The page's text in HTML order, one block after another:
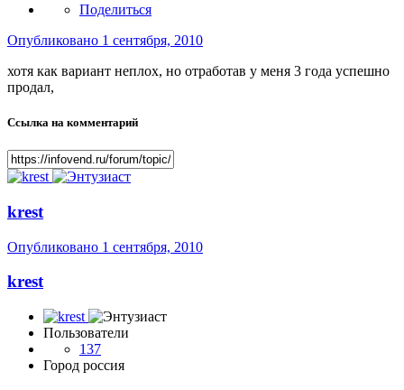
Поделиться
Опубликовано 1 сентября, 2010
хотя как вариант неплох, но отработав у меня 3 года успешно
продал,
Ссылка на комментарий
krest
Опубликовано 1 сентября, 2010
krest
Пользователи
137
Город россия